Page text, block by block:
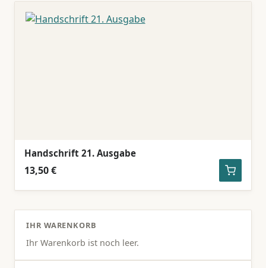
Handschrift 21. Ausgabe
13,50 €
IHR WARENKORB
Ihr Warenkorb ist noch leer.